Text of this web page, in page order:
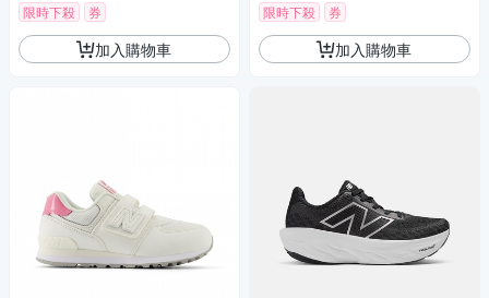
限時下殺 券
加入購物車
限時下殺 券
加入購物車